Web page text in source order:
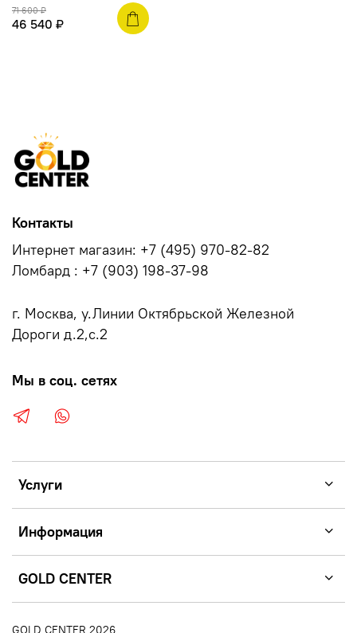
71 600 ₽
46 540 ₽
Услуги
Информация
GOLD CENTER
Контакты
Интернет магазин: +7 (495) 970-82-82
Ломбард : +7 (903) 198-37-98
г. Москва, у.Линии Октябрьской Железной
Дороги д.2,с.2
Мы в соц. сетях
GOLD CENTER 2026